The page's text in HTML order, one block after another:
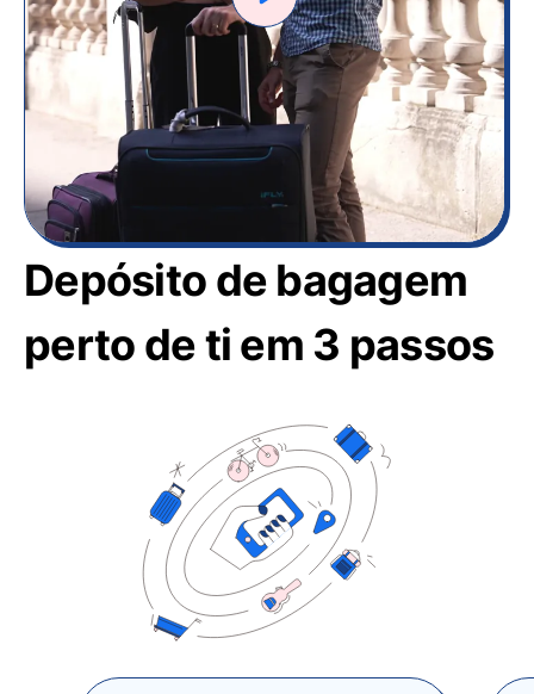
Depósito de bagagem
perto de ti em 3 passos